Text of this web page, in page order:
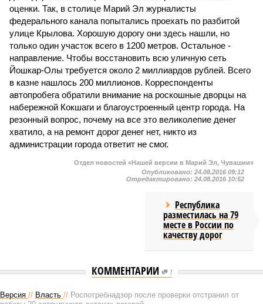
оценки. Так, в столице Марий Эл журналисты
федерального канала попытались проехать по разбитой
улице Крылова. Хорошую дорогу они здесь нашли, но
только один участок всего в 1200 метров. Остальное -
направление. Чтобы восстановить всю уличную сеть
Йошкар-Олы требуется около 2 миллиардов рублей. Всего
в казне нашлось 200 миллионов. Корреспонденты
автопробега обратили внимание на роскошные дворцы на
набережной Кокшаги и благоустроенный центр города. На
резонный вопрос, почему на все это великолепие денег
хватило, а на ремонт дорог денег нет, никто из
администрации города ответит не смог.
Отдел новостей «Нашей версии в Марий Эл, Чувашии»
Опубликовано: 24.08.2016 09:12
Отредактировано: 24.08.2016 10:52
Республика
разместилась на 79
месте в России по
качеству дорог
КОММЕНТАРИИ 1
Версия // Власть // Роспотребнадзор после проверки отстранил от